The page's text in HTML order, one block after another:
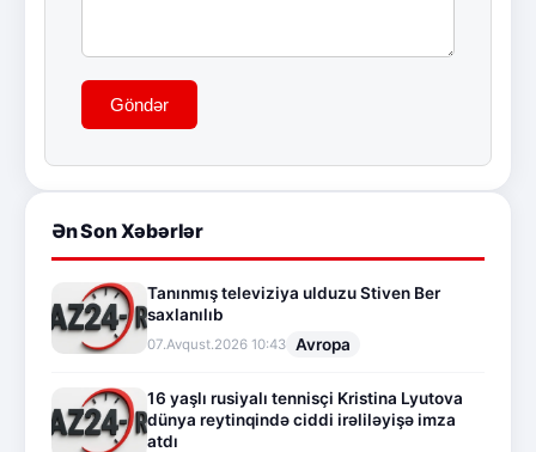
Göndər
Ən Son Xəbərlər
Tanınmış televiziya ulduzu Stiven Ber
saxlanılıb
07.Avqust.2026 10:43 Avropa
16 yaşlı rusiyalı tennisçi Kristina Lyutova
dünya reytinqində ciddi irəliləyişə imza
atdı